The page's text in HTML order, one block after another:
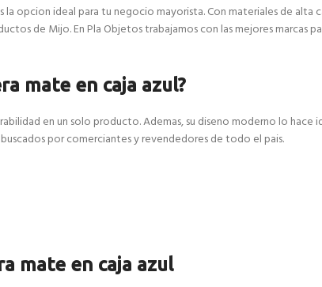
la opcion ideal para tu negocio mayorista. Con materiales de alta
de Mijo. En Pla Objetos trabajamos con las mejores marcas
mate en caja azul?
en un solo producto. Ademas, su diseno moderno lo
por comerciantes y revendedores de todo el pais.
mate en caja azul